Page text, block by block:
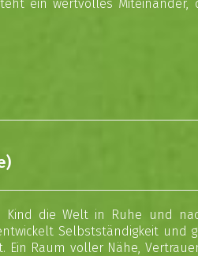
ein wertvolles Miteinander,
Kind die Welt in Ruhe und
Selbstständigkeit und
Raum voller Nähe,